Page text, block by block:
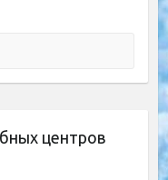
центров